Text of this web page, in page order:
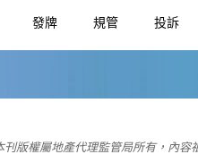
發牌 規管 投訴
刊版權屬地產代理監管局所有，內容